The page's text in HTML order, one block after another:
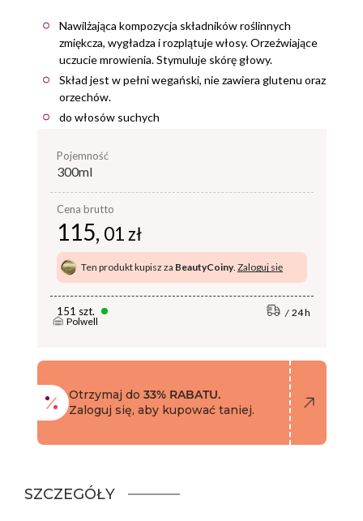
Nawilżająca kompozycja składników roślinnych
zmiękcza, wygładza i rozplątuje włosy. Orzeźwiające
uczucie mrowienia. Stymuluje skórę głowy.
Skład jest w pełni wegański, nie zawiera glutenu oraz
orzechów.
do włosów suchych
pojemność
300ml
Cena brutto
115, 01 zł
Ten produkt kupisz za BeautyCoiny. Zaloguj się
151 szt.
Polwell
24 h
Otrzymaj do 33% RABATU.
Zaloguj się, aby kupować taniej.
SZCZEGÓŁY